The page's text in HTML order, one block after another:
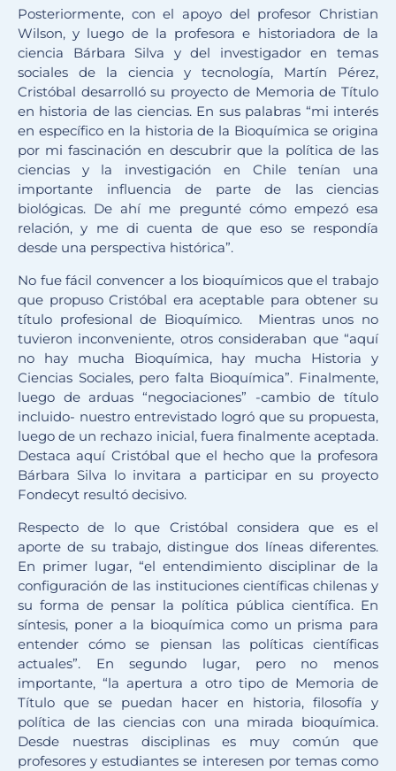
Posteriormente, con el apoyo del profesor Christian
Wilson, y luego de la profesora e historiadora de la
ciencia Bárbara Silva y del investigador en temas
sociales de la ciencia y tecnología, Martín Pérez,
Cristóbal desarrolló su proyecto de Memoria de Título
en historia de las ciencias. En sus palabras “mi interés
en específico en la historia de la Bioquímica se origina
por mi fascinación en descubrir que la política de las
ciencias y la investigación en Chile tenían una
importante influencia de parte de las ciencias
biológicas. De ahí me pregunté cómo empezó esa
relación, y me di cuenta de que eso se respondía
desde una perspectiva histórica”.
No fue fácil convencer a los bioquímicos que el trabajo
que propuso Cristóbal era aceptable para obtener su
título profesional de Bioquímico. Mientras unos no
tuvieron inconveniente, otros consideraban que “aquí
no hay mucha Bioquímica, hay mucha Historia y
Ciencias Sociales, pero falta Bioquímica”. Finalmente,
luego de arduas “negociaciones” -cambio de título
incluido- nuestro entrevistado logró que su propuesta,
luego de un rechazo inicial, fuera finalmente aceptada.
Destaca aquí Cristóbal que el hecho que la profesora
Bárbara Silva lo invitara a participar en su proyecto
Fondecyt resultó decisivo.
Respecto de lo que Cristóbal considera que es el
aporte de su trabajo, distingue dos líneas diferentes.
En primer lugar, “el entendimiento disciplinar de la
configuración de las instituciones científicas chilenas y
su forma de pensar la política pública científica. En
síntesis, poner a la bioquímica como un prisma para
entender cómo se piensan las políticas científicas
actuales”. En segundo lugar, pero no menos
importante, “la apertura a otro tipo de Memoria de
Título que se puedan hacer en historia, filosofía y
política de las ciencias con una mirada bioquímica.
Desde nuestras disciplinas es muy común que
profesores y estudiantes se interesen por temas como